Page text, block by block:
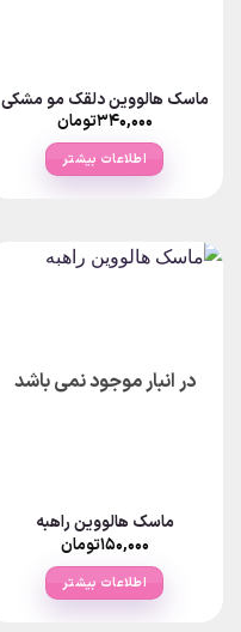
صفحه
محصول
انتخاب
شوند
ماسک هالووین دلقک مو مشکی
۳۴۰,۰۰۰تومان
اطلاعات بیشتر
در انبار موجود نمی باشد
ماسک هالووین راهبه
۱۵۰,۰۰۰تومان
اطلاعات بیشتر